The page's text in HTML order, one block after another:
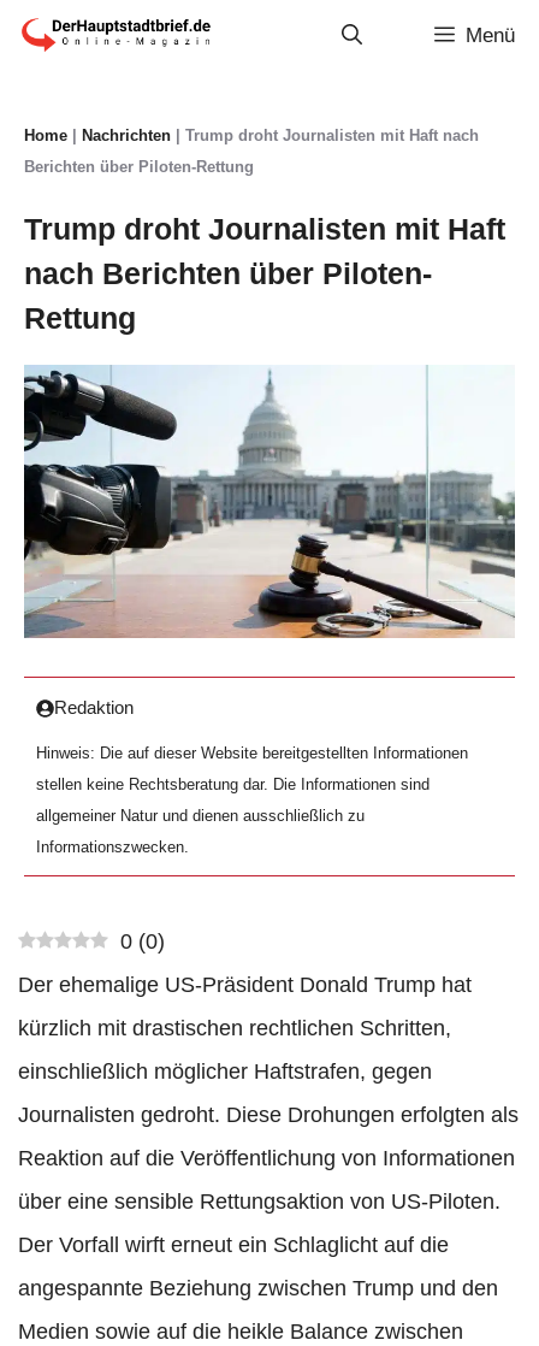
Zum
Menü
Home Nachrichten
Trump droht Journalisten mit Haft nach
Berichten über Piloten-Rettung
Trump droht Journalisten mit Haft
nach Berichten über Piloten-
Rettung
Redaktion
Hinweis: Die auf dieser Website bereitgestellten Informationen
stellen keine Rechtsberatung dar. Die Informationen sind
allgemeiner Natur und dienen ausschließlich zu
Informationszwecken.
0 (0)
Der ehemalige US-Präsident Donald Trump hat
kürzlich mit drastischen rechtlichen Schritten,
einschließlich möglicher Haftstrafen, gegen
Journalisten gedroht. Diese Drohungen erfolgten als
Reaktion auf die Veröffentlichung von Informationen
über eine sensible Rettungsaktion von US-Piloten.
Der Vorfall wirft erneut ein Schlaglicht auf die
angespannte Beziehung zwischen Trump und den
Medien sowie auf die heikle Balance zwischen